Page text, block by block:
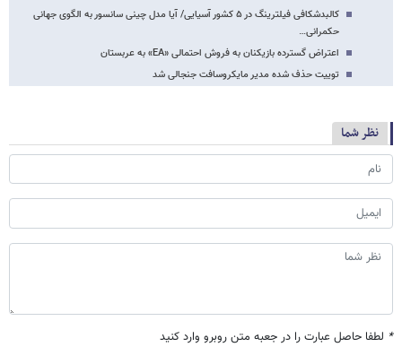
کالبدشکافی فیلترینگ در ۵ کشور آسیایی/ آیا مدل چینی سانسور به الگوی جهانی
حکمرانی…
اعتراض گسترده بازیکنان به فروش احتمالی «EA» به عربستان
توییت حذف شده مدیر مایکروسافت جنجالی شد
نظر شما
* لطفا حاصل عبارت را در جعبه متن روبرو وارد کنید